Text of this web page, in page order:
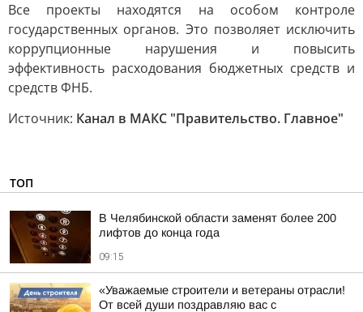
Все проекты находятся на особом контроле
государственных органов. Это позволяет исключить
коррупционные нарушения и повысить
эффективность расходования бюджетных средств и
средств ФНБ.
Источник: Канал в МАКС "Правительство. Главное"
ТОП
В Челябинской области заменят более 200
лифтов до конца года
09:15
«Уважаемые строители и ветераны отрасли!
От всей души поздравляю вас с